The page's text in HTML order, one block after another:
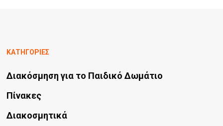
ΚΑΤΗΓΟΡΙΕΣ
Διακόσμηση για το Παιδικό Δωμάτιο
Πίνακες
Διακοσμητικά